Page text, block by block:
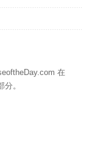
在
分。